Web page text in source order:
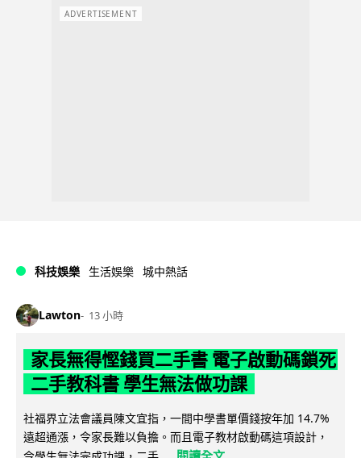
ADVERTISEMENT
科技娛樂 生活娛樂 城中熱話
Lawton 13 小時
家長無得慳錢買二手書 電子啟動碼鎖死
二手教科書 學生無法做功課
社福界立法會議員陳文宜指，一間中學書單價錢按年加 14.7%
遠超通漲，令家長難以負擔。而且電子教材啟動碼這項設計，